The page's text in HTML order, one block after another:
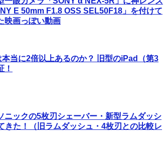
E 50mm F1.8 OSS SEL50F18」を付けて
映画っぽい動画
当に2倍以上あるのか？ 旧型のiPad（第3
！
ニックの5枚刃シェーバー・新型ラムダッシ
きた！（旧ラムダッシュ・4枚刃との比較レ